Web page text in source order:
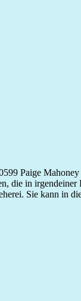
Paige
die in
Sie kann in